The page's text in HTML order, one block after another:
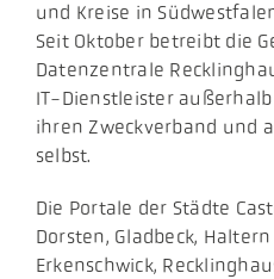
und Kreise in
Seit Oktober betreibt die
Datenzentrale
IT-Dienstleister
ihren Zweckverband und
selbst.
Die Portale der Städte
Dorsten, Gladbeck,
Erkenschwick,